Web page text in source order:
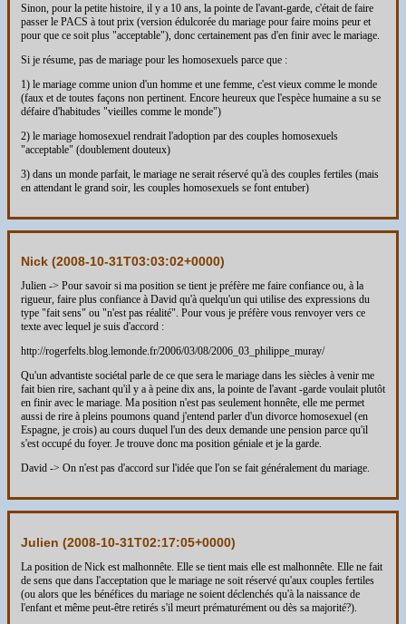
Sinon, pour la petite histoire, il y a 10 ans, la pointe de l'avant-garde, c'était de faire
passer le PACS à tout prix (version édulcorée du mariage pour faire moins peur et
pour que ce soit plus "acceptable"), donc certainement pas d'en finir avec le mariage.
Si je résume, pas de mariage pour les homosexuels parce que :
1) le mariage comme union d'un homme et une femme, c'est vieux comme le monde
(faux et de toutes façons non pertinent. Encore heureux que l'espèce humaine a su se
défaire d'habitudes "vieilles comme le monde")
2) le mariage homosexuel rendrait l'adoption par des couples homosexuels
"acceptable" (doublement douteux)
3) dans un monde parfait, le mariage ne serait réservé qu'à des couples fertiles (mais
en attendant le grand soir, les couples homosexuels se font entuber)
Nick (2008-10-31T03:03:02+0000)
Julien -> Pour savoir si ma position se tient je préfère me faire confiance ou, à la
rigueur, faire plus confiance à David qu'à quelqu'un qui utilise des expressions du
type "fait sens" ou "n'est pas réalité". Pour vous je préfère vous renvoyer vers ce
texte avec lequel je suis d'accord :
http://rogerfelts.blog.lemonde.fr/2006/03/08/2006_03_philippe_muray/
Qu'un advantiste sociétal parle de ce que sera le mariage dans les siècles à venir me
fait bien rire, sachant qu'il y a à peine dix ans, la pointe de l'avant -garde voulait plutôt
en finir avec le mariage. Ma position n'est pas seulement honnête, elle me permet
aussi de rire à pleins poumons quand j'entend parler d'un divorce homosexuel (en
Espagne, je crois) au cours duquel l'un des deux demande une pension parce qu'il
s'est occupé du foyer. Je trouve donc ma position géniale et je la garde.
David -> On n'est pas d'accord sur l'idée que l'on se fait généralement du mariage.
Julien (2008-10-31T02:17:05+0000)
La position de Nick est malhonnête. Elle se tient mais elle est malhonnête. Elle ne fait
de sens que dans l'acceptation que le mariage ne soit réservé qu'aux couples fertiles
(ou alors que les bénéfices du mariage ne soient déclenchés qu'à la naissance de
l'enfant et même peut-être retirés s'il meurt prématurément ou dès sa majorité?).